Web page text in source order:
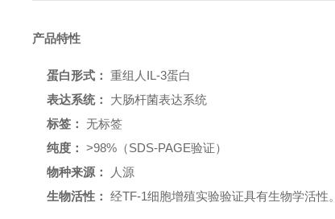
产品特性
蛋白形式： 重组人IL-3蛋白
表达系统：
大肠杆菌表达系统
标签： 无标签
纯度： >98%（SDS-PAGE验证）
物种来源：
人源
生物活性： 经TF-1细胞增殖实验验证具有生物学活性。